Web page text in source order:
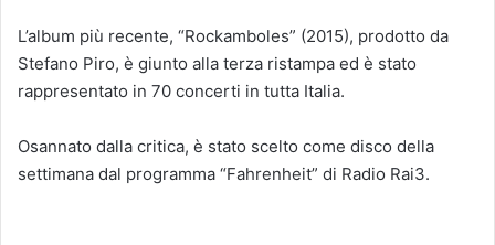
L’album più recente, “Rockamboles” (2015), prodotto da
Stefano Piro, è giunto alla terza ristampa ed è stato
rappresentato in 70 concerti in tutta Italia.
Osannato dalla critica, è stato scelto come disco della
settimana dal programma “Fahrenheit” di Radio Rai3.